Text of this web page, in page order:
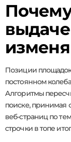
Позиции площадок
постоянном
Алгоритмы
поиске, принимая
веб-страниц по
строчки в топе